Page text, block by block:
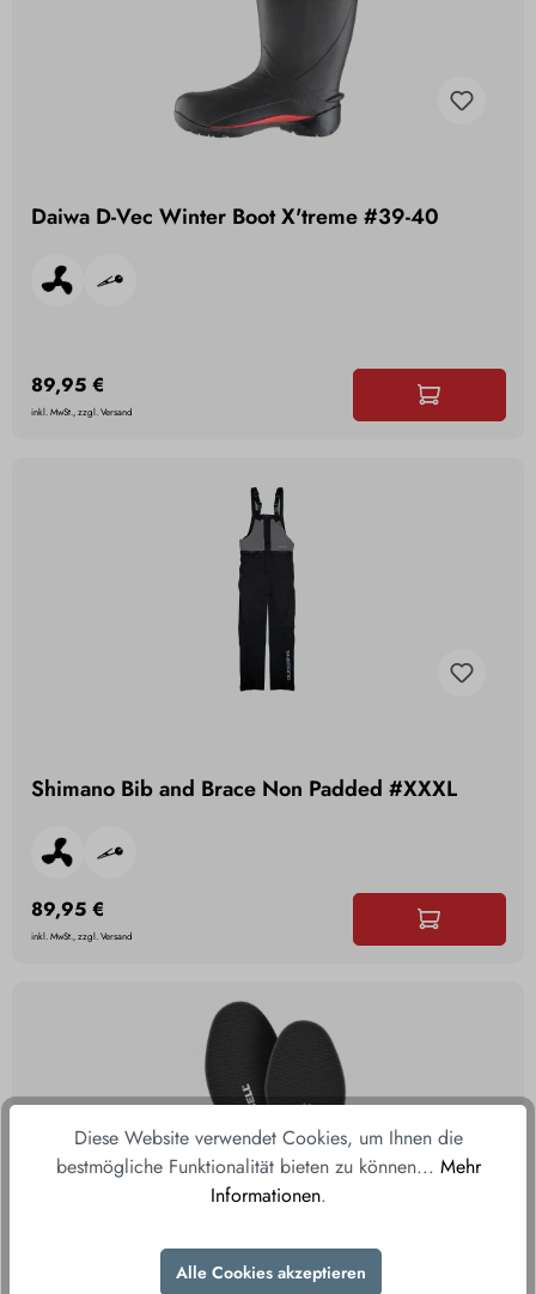
Daiwa D-Vec Winter Boot X'treme #39-40
89,95 €
inkl. MwSt., zzgl. Versand
Shimano Bib and Brace Non Padded #XXXL
89,95 €
inkl. MwSt., zzgl. Versand
Diese Website verwendet Cookies, um Ihnen die
bestmögliche Funktionalität bieten zu können... Mehr
Informationen.
Alle Cookies akzeptieren